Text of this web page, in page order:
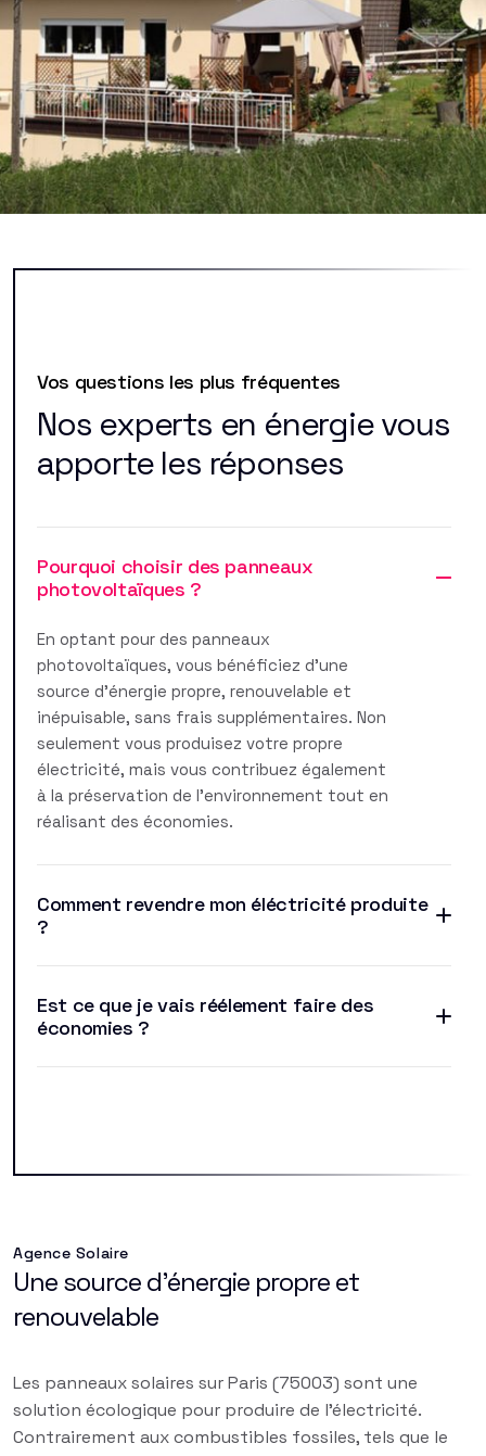
Vos questions les plus fréquentes
Nos experts en énergie vous
apporte les réponses
Pourquoi choisir des panneaux
photovoltaïques ?
En optant pour des panneaux
photovoltaïques, vous bénéficiez d'une
source d'énergie propre, renouvelable et
inépuisable, sans frais supplémentaires. Non
seulement vous produisez votre propre
électricité, mais vous contribuez également
à la préservation de l'environnement tout en
réalisant des économies.
Comment revendre mon éléctricité produite
?
Est ce que je vais réélement faire des
économies ?
Agence Solaire
Une source d'énergie propre et
renouvelable
Les panneaux solaires sur Paris (75003) sont une
solution écologique pour produire de l'électricité.
Contrairement aux combustibles fossiles, tels que le